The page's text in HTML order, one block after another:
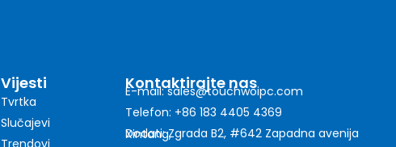
Vijesti
Tvrtka
Slučajevi
Kontaktirajte nas
E-mail: sales@touchwoipc.com
Telefon: +86 183 4405 4369
Dodati: Zgrada B2, #642 Zapadna avenija Xintang,